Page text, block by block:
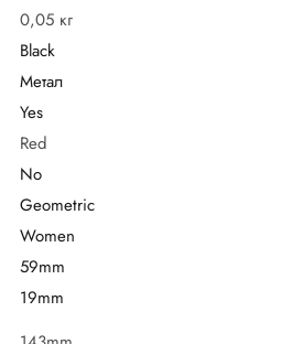
0,05 кг
Black
Метал
Yes
Red
No
Geometric
Women
59mm
19mm